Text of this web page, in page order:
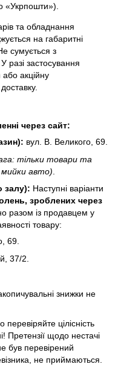
«Укрпошти»).
та обладнання
на габаритні
сумується з
разі застосування
акційну
через сайт:
вул. В. Великого, 69.
тільки товари та
мийки авто)
залу): Наступні варіанти
зроблених через
разом із продавцем у
товару:
69.
37/2.
знижки не
перевіряйте цілісність
Претензії щодо нестачі
був перевірений
не приймаються.